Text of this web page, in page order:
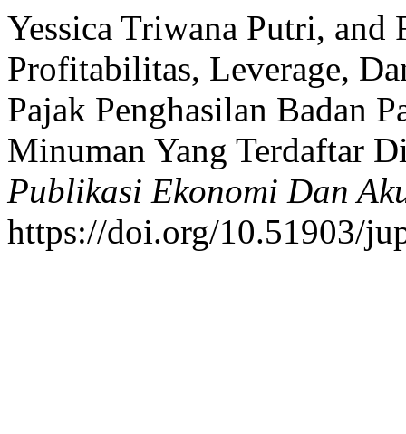
Yessica Triwana Putri,
Profitabilitas, Leverage,
Pajak Penghasilan Badan
Minuman Yang Terdaftar
Publikasi Ekonomi Dan
https://doi.org/10.51903/